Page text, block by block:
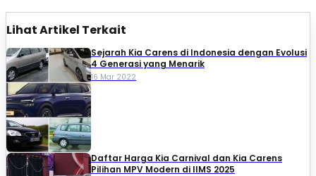
Lihat Artikel Terkait
Sejarah Kia Carens di Indonesia dengan Evolusi
4 Generasi yang Menarik
16 Mar 2022
Daftar Harga Kia Carnival dan Kia Carens
Pilihan MPV Modern di IIMS 2025